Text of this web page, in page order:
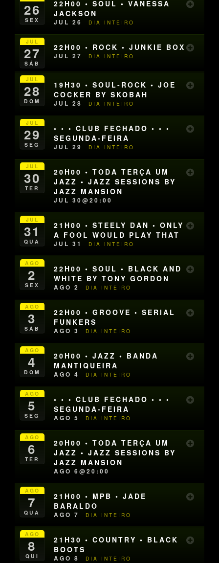
26
SEX
22H00 • SOUL • VANESSA
JACKSON
JUL 26 DIA INTEIRO
JUL
27
SÁB
22H00 • ROCK • JUNKIE BOX
JUL 27 DIA INTEIRO
JUL
28
DOM
19H30 • SOUL-ROCK • JOE
COCKER BY SKOBAH
JUL 28 DIA INTEIRO
JUL
29
SEG
• • • CLUB FECHADO • • •
SEGUNDA-FEIRA
JUL 29 DIA INTEIRO
JUL
30
TER
20H00 • TODA TERÇA UM
JAZZ • JAZZ SESSIONS BY
JAZZ MANSION
JUL 30@20:00
JUL
31
QUA
21H00 • STEELY DAN • ONLY
A FOOL WOULD PLAY THAT
JUL 31 DIA INTEIRO
AGO
2
SEX
22H00 • SOUL • BLACK AND
WHITE BY TONY GORDON
AGO 2 DIA INTEIRO
AGO
3
SÁB
22H00 • GROOVE • SERIAL
FUNKERS
AGO 3 DIA INTEIRO
AGO
4
DOM
20H00 • JAZZ • BANDA
MANTIQUEIRA
AGO 4 DIA INTEIRO
AGO
5
SEG
• • • CLUB FECHADO • • •
SEGUNDA-FEIRA
AGO 5 DIA INTEIRO
AGO
6
TER
20H00 • TODA TERÇA UM
JAZZ • JAZZ SESSIONS BY
JAZZ MANSION
AGO 6@20:00
AGO
7
QUA
21H00 • MPB • JADE
BARALDO
AGO 7 DIA INTEIRO
AGO
8
QUI
21H30 • COUNTRY • BLACK
BOOTS
AGO 8 DIA INTEIRO